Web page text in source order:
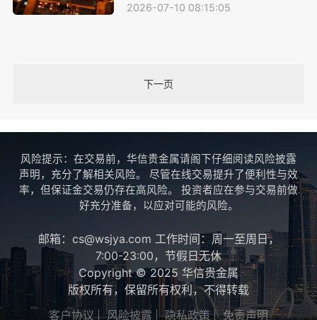
2026-07-10 08:15:05
下一页
风险提示：在交易前，华信贵金属请阁下仔细阅读风险披露
声明，充分了解相关风险。 尽管在线交易提升了便利性与效
率，但保证金交易仍存在高风险。 投资者应在参与交易前做
好充分准备，以应对可能的风险。
邮箱：cs@wsjya.com 工作时间：周一至周日，
7:00-23:00，节假日无休
Copyright © 2025 华信贵金属
版权所有，保留所有权利，不得转载
客户协议
风险披露 隐私政策 免责声明